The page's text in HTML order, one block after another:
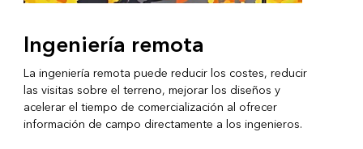
Ingeniería remota
La ingeniería remota puede reducir los costes, reducir
las visitas sobre el terreno, mejorar los diseños y
acelerar el tiempo de comercialización al ofrecer
información de campo directamente a los ingenieros.